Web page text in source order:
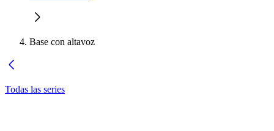
Base con altavoz
Todas las series